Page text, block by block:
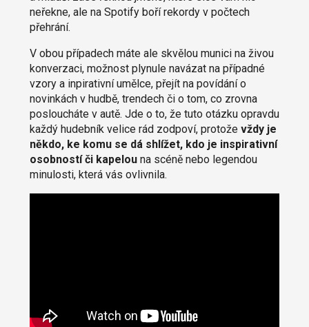
neřekne, ale na Spotify boří rekordy v počtech
přehrání.
V obou případech máte ale skvělou munici na živou
konverzaci, možnost plynule navázat na případné
vzory a inpirativní umělce, přejít na povídání o
novinkách v hudbě, trendech či o tom, co zrovna
posloucháte v autě. Jde o to, že tuto otázku opravdu
každý hudebník velice rád zodpoví, protože vždy je
někdo, ke komu se dá shlížet, kdo je inspirativní
osobností či kapelouna scéně nebo legendou
minulosti, která vás ovlivnila.